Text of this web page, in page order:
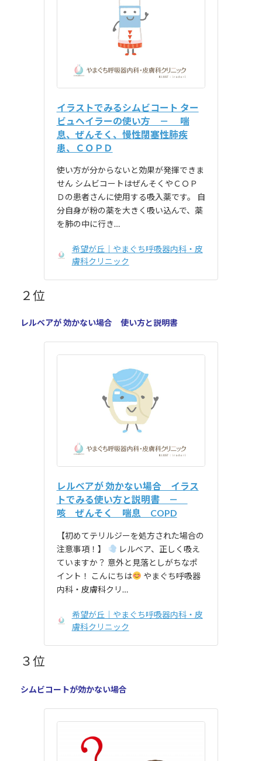
イラストでみるシムビコート ター
ビュヘイラーの使い方 － 喘
息、ぜんそく、慢性閉塞性肺疾
患、ＣＯＰＤ
使い方が分からないと効果が発揮できま
せん シムビコートはぜんそくやＣＯＰ
Ｄの患者さんに使用する吸入薬です。 自
分自身が粉の薬を大きく吸い込んで、薬
を肺の中に行き…
希望が丘｜やまぐち呼吸器内科・皮
膚科クリニック
２位
レルベアが 効かない場合 使い方と説明書
レルベアが 効かない場合 イラス
トでみる使い方と説明書 －
咳 ぜんそく 喘息 COPD
【初めてテリルジーを処方された場合の
注意事項！】
レルベア、正しく吸え
ていますか？ 意外と見落としがちなポ
イント！ こんにちは
やまぐち呼吸器
内科・皮膚科クリ…
希望が丘｜やまぐち呼吸器内科・皮
膚科クリニック
３位
シムビコートが効かない場合